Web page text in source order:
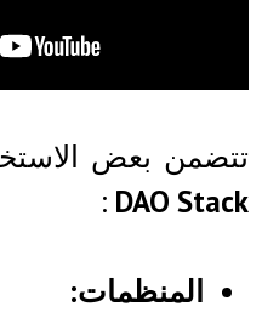
تتضمن بعض
DAO Stack
:
المنظمات: